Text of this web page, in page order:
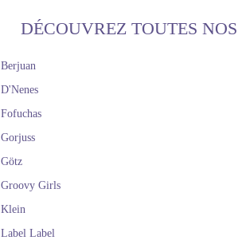
DÉCOUVREZ TOUTES
Berjuan
D'Nenes
Fofuchas
Gorjuss
Götz
Groovy Girls
Klein
Label Label